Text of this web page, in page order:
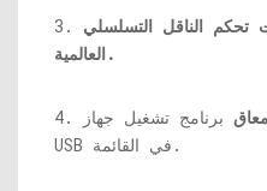
تحكم الناقل التسلسلي
العالمية.
معاق برنامج تشغيل جهاز
USB في القائمة.